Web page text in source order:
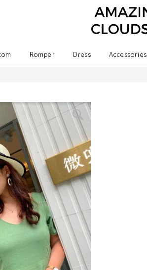
Romper Dress Accessories